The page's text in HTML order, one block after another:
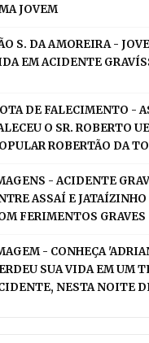
JOVEM
S. DA AMOREIRA -
EM ACIDENTE
DE FALECIMENTO -
O SR. ROBERTO
ROBERTÃO DA
- ACIDENTE
ASSAÍ E
FERIMENTOS GRAVES
- CONHEÇA
SUA VIDA EM UM
NESTA NOITE